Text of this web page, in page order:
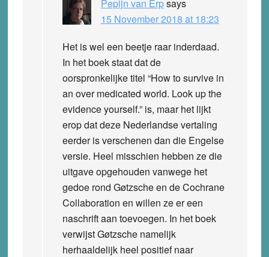
Pepijn van Erpsays
15 November 2018 at 18:23
Het is wel een beetje raar inderdaad.
In het boek staat dat de
oorspronkelijke titel “How to survive in
an over medicated world. Look up the
evidence yourself.” is, maar het lijkt
erop dat deze Nederlandse vertaling
eerder is verschenen dan die Engelse
versie. Heel misschien hebben ze die
uitgave opgehouden vanwege het
gedoe rond Gøtzsche en de Cochrane
Collaboration en willen ze er een
naschrift aan toevoegen. In het boek
verwijst Gøtzsche namelijk
herhaaldelijk heel positief naar